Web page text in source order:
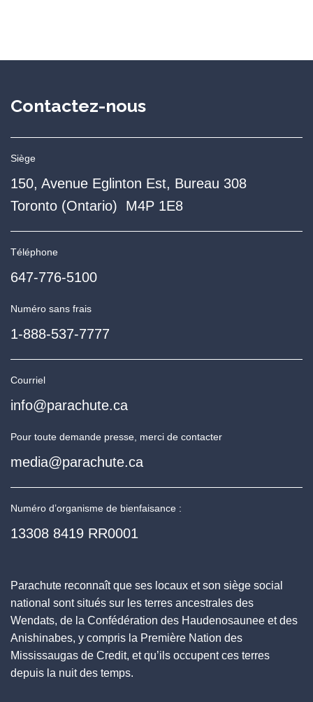
Contactez-nous
Siège
150, Avenue Eglinton Est, Bureau 308
Toronto (Ontario) M4P 1E8
Téléphone
647-776-5100
Numéro sans frais
1-888-537-7777
Courriel
info@parachute.ca
Pour toute demande presse, merci de contacter
media@parachute.ca
Numéro d’organisme de bienfaisance :
13308 8419 RR0001
Parachute reconnaît que ses locaux et son siège social
national sont situés sur les terres ancestrales des
Wendats, de la Confédération des Haudenosaunee et des
Anishinabes, y compris la Première Nation des
Mississaugas de Credit, et qu’ils occupent ces terres
depuis la nuit des temps.